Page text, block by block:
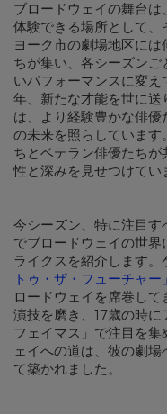
ブロードウェイの舞台
体験できる場所として
ヨーク市の劇場地区に
ちが集い、各シーズン
いパフォーマンスに変
年、新たな才能を世に送
は、より経験豊かな俳
の未来を照らしています
ちとベテラン俳優たち
性と深みを見せつけてい
今シーズン、特に注目
でブロードウェイの世界
ライクスを紹介します。
トゥ・ザ・フューチャー」
ロードウェイを席巻し
演技を磨き、17歳の時に
フェイマス」で注目を
ェイへの道は、彼の劇
て築かれました。